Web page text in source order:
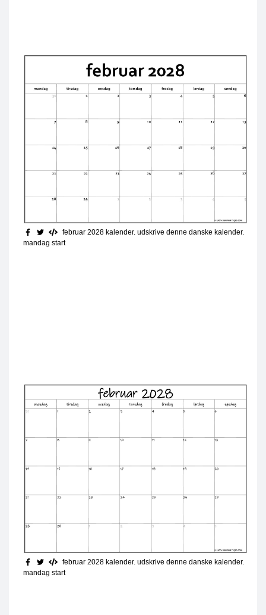
februar 2028 kalender. udskrive denne danske kalender.
mandag start
februar 2028 kalender. udskrive denne danske kalender.
mandag start